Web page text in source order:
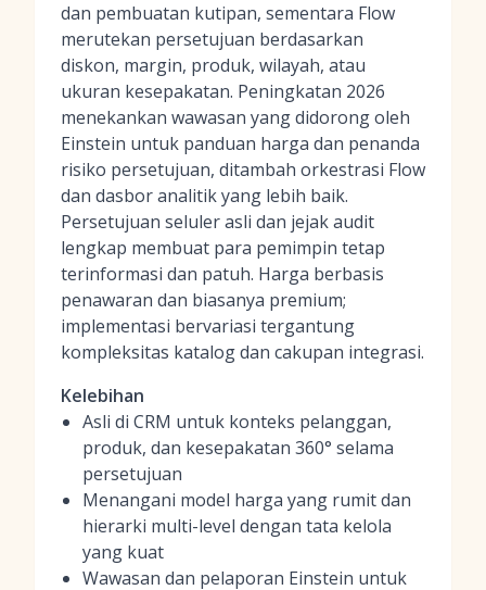
dan pembuatan kutipan, sementara Flow
merutekan persetujuan berdasarkan
diskon, margin, produk, wilayah, atau
ukuran kesepakatan. Peningkatan 2026
menekankan wawasan yang didorong oleh
Einstein untuk panduan harga dan penanda
risiko persetujuan, ditambah orkestrasi Flow
dan dasbor analitik yang lebih baik.
Persetujuan seluler asli dan jejak audit
lengkap membuat para pemimpin tetap
terinformasi dan patuh. Harga berbasis
penawaran dan biasanya premium;
implementasi bervariasi tergantung
kompleksitas katalog dan cakupan integrasi.
Kelebihan
Asli di CRM untuk konteks pelanggan,
produk, dan kesepakatan 360° selama
persetujuan
Menangani model harga yang rumit dan
hierarki multi-level dengan tata kelola
yang kuat
Wawasan dan pelaporan Einstein untuk